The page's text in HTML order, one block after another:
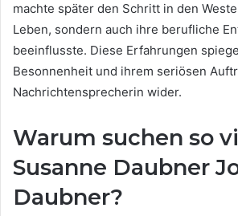
machte später den Schritt in den
Leben, sondern auch ihre berufliche
beeinflusste. Diese Erfahrungen
Besonnenheit und ihrem seriösen
Nachrichtensprecherin wider.
Warum suchen so
Susanne Daubner
Daubner?